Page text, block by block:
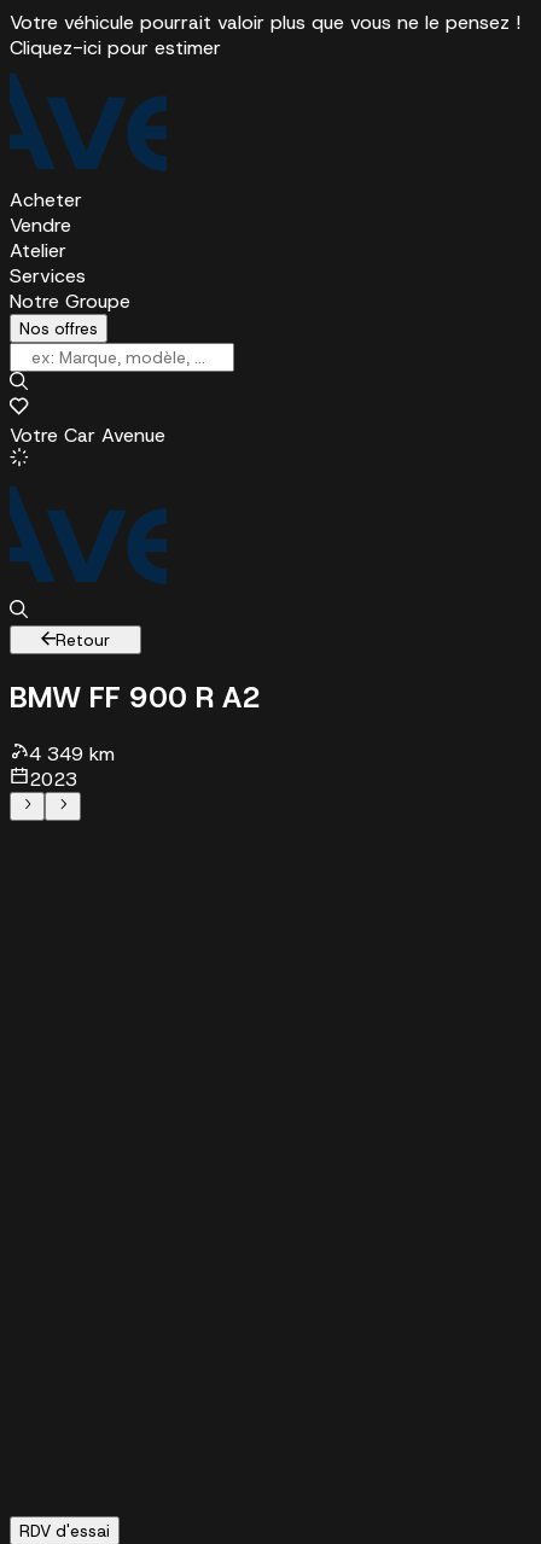
Votre véhicule pourrait valoir plus que vous ne le pensez !
Cliquez-ici pour estimer
Acheter
Vendre
Atelier
Services
Notre Groupe
Nos offres
Votre Car Avenue
Retour
BMW FF 900 R A2
4 349 km
2023
RDV d'essai